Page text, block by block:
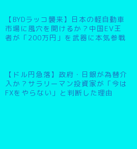
【BYDラッコ襲来】日本の軽自動車
市場に風穴を開けるか？中国EV王
者が「200万円」を武器に本気参戦
【ドル円急落】政府・日銀が為替介
入か？サラリーマン投資家が「今は
FXをやらない」と判断した理由